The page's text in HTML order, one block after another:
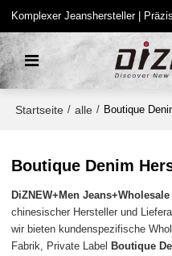
Komplexer Jeanshersteller |
Startseite / alle / Boutique
Boutique Denim
DiZNEW+Men
chinesischer Hersteller und
wir bieten kundenspezifische
Fabrik, Private Label Boutique